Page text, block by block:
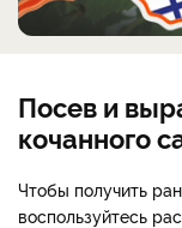
Посев и
кочанного
Чтобы получить
воспользуйтесь